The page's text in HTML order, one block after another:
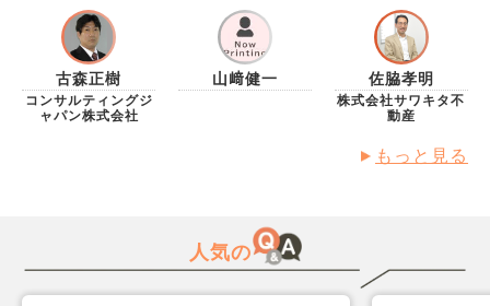
古森正樹
コンサルティングジ
ャパン株式会社
山﨑健一 佐脇孝明
株式会社サワキタ不
動産
もっと見る
人気の